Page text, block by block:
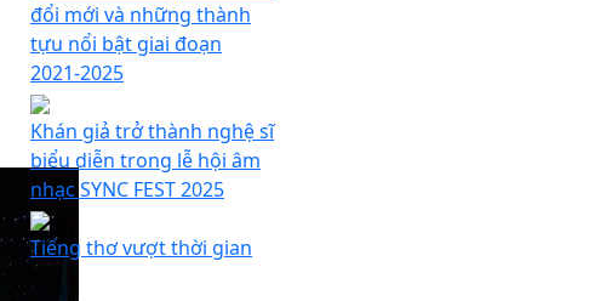
Grand Plaza Hanoi Hotel
đổi mới và những thành
tựu nổi bật giai đoạn
2021-2025
Khán giả trở thành nghệ sĩ
biểu diễn trong lễ hội âm
nhạc SYNC FEST 2025
Tiếng thơ vượt thời gian